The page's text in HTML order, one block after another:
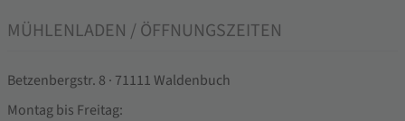
MÜHLENLADEN / ÖFFNUNGSZEITEN
Betzenbergstr. 8 · 71111 Waldenbuch
Montag bis Freitag: